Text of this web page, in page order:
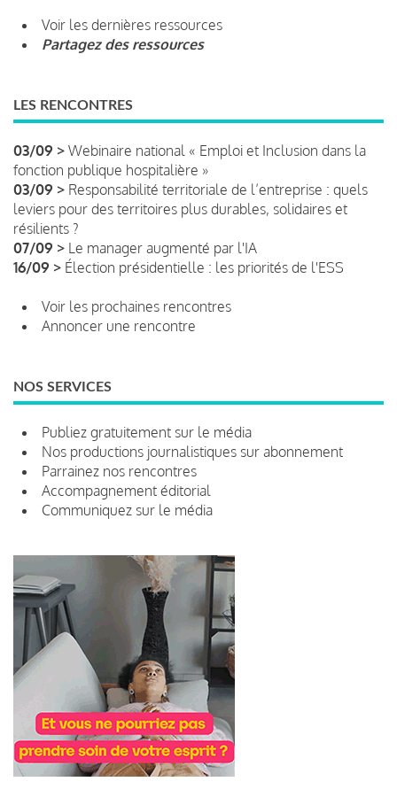
Voir les dernières ressources
Partagez des ressources
LES RENCONTRES
03/09 > Webinaire national « Emploi et Inclusion dans la
fonction publique hospitalière »
03/09 > Responsabilité territoriale de l’entreprise : quels
leviers pour des territoires plus durables, solidaires et
résilients ?
07/09 > Le manager augmenté par l'IA
16/09 > Élection présidentielle : les priorités de l'ESS
Voir les prochaines rencontres
Annoncer une rencontre
NOS SERVICES
Publiez gratuitement sur le média
Nos productions journalistiques sur abonnement
Parrainez nos rencontres
Accompagnement éditorial
Communiquez sur le média